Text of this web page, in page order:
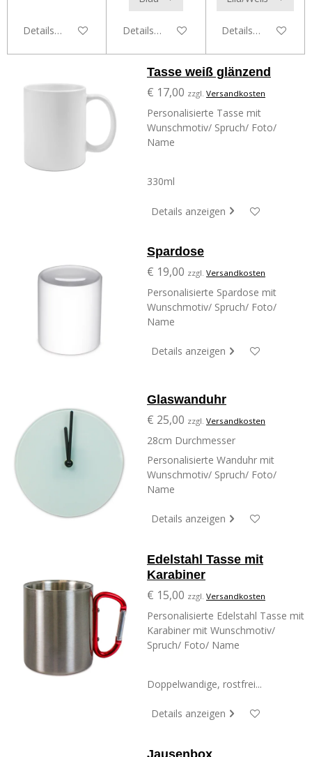
Details anzeigen Details anzeigen Details anzeigen
Tasse weiß glänzend
€ 17,00 zzgl. Versandkosten
Personalisierte Tasse mit
Wunschmotiv/ Spruch/ Foto/
Name
330ml
Details anzeigen
Spardose
€ 19,00 zzgl. Versandkosten
Personalisierte Spardose mit
Wunschmotiv/ Spruch/ Foto/
Name
Details anzeigen
Glaswanduhr
€ 25,00 zzgl. Versandkosten
28cm Durchmesser
Personalisierte Wanduhr mit
Wunschmotiv/ Spruch/ Foto/
Name
Details anzeigen
Edelstahl Tasse mit
Karabiner
€ 15,00 zzgl. Versandkosten
Personalisierte Edelstahl Tasse mit
Karabiner mit Wunschmotiv/
Spruch/ Foto/ Name
Doppelwandige, rostfrei...
Details anzeigen
Jausenbox